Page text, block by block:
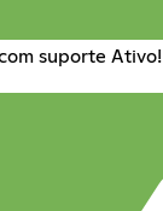
suporte Ativo!